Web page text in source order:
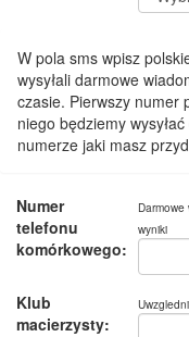
W pola sms wpisz
wysyłali darmowe
czasie. Pierwszy numer
niego będziemy
numerze jaki masz
Numer
telefonu
komórkowego:
wyniki
Klub
macierzysty: